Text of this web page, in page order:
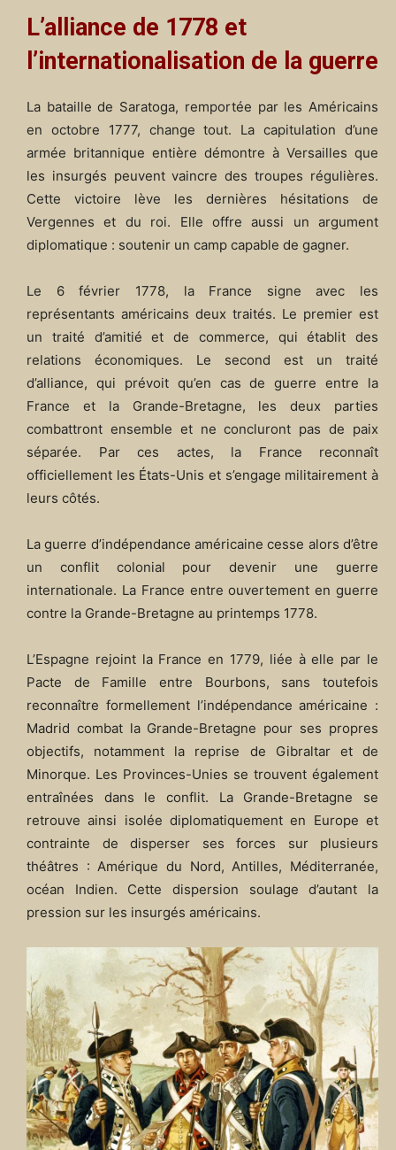
L’alliance de 1778 et
l’internationalisation de la guerre
La bataille de Saratoga, remportée par les Américains
en octobre 1777, change tout. La capitulation d’une
armée britannique entière démontre à Versailles que
les insurgés peuvent vaincre des troupes régulières.
Cette victoire lève les dernières hésitations de
Vergennes et du roi. Elle offre aussi un argument
diplomatique : soutenir un camp capable de gagner.
Le 6 février 1778, la France signe avec les
représentants américains deux traités. Le premier est
un traité d’amitié et de commerce, qui établit des
relations économiques. Le second est un traité
d’alliance, qui prévoit qu’en cas de guerre entre la
France et la Grande-Bretagne, les deux parties
combattront ensemble et ne concluront pas de paix
séparée. Par ces actes, la France reconnaît
officiellement les États-Unis et s’engage militairement à
leurs côtés.
La guerre d’indépendance américaine cesse alors d’être
un conflit colonial pour devenir une guerre
internationale. La France entre ouvertement en guerre
contre la Grande-Bretagne au printemps 1778.
L’Espagne rejoint la France en 1779, liée à elle par le
Pacte de Famille entre Bourbons, sans toutefois
reconnaître formellement l’indépendance américaine :
Madrid combat la Grande-Bretagne pour ses propres
objectifs, notamment la reprise de Gibraltar et de
Minorque. Les Provinces-Unies se trouvent également
entraînées dans le conflit. La Grande-Bretagne se
retrouve ainsi isolée diplomatiquement en Europe et
contrainte de disperser ses forces sur plusieurs
théâtres : Amérique du Nord, Antilles, Méditerranée,
océan Indien. Cette dispersion soulage d’autant la
pression sur les insurgés américains.